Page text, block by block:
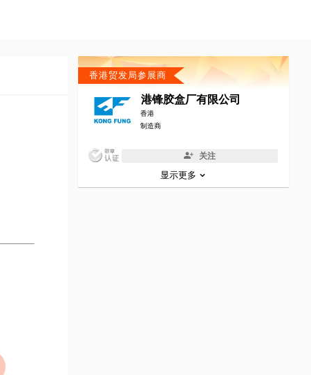
香港贸发局参展商
港锋胶盒厂有限公司
香港
制造商
关注
显示更多